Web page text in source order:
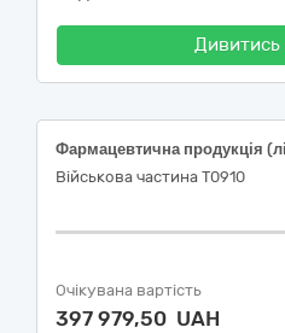
Дивитись
Військова частина Т0910
Очікувана вартість
397 979,50 UAH